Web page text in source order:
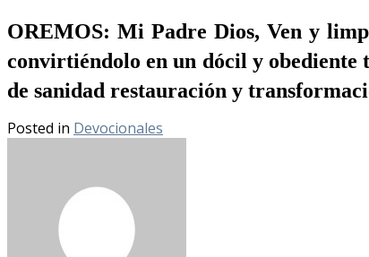
OREMOS: Mi Padre Dios, Ven y
convirtiéndolo en un dócil y
de sanidad restauración y
Posted in Devocionales